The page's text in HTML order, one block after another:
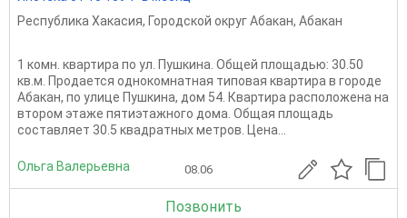
Республика Хакасия, Городской округ Абакан, Абакан
1 комн. квартира по ул. Пушкина. Общей площадью: 30.50
кв.м. Продается однокомнатная типовая квартира в городе
Абакан, по улице Пушкина, дом 54. Квартира расположена на
втором этаже пятиэтажного дома. Общая площадь
составляет 30.5 квадратных метров. Цена...
Ольга Валерьевна 08.06
Позвонить